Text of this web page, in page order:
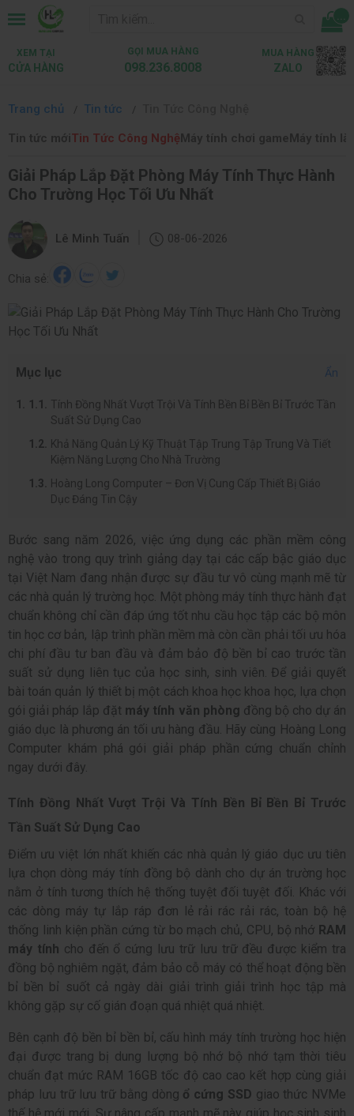
...
XEM TẠI
CỬA HÀNG
GỌI MUA HÀNG
098.236.8008
MUA HÀNG
ZALO
Trang chủ Tin tức
Tin tức mớiTin Tức Công NghệMáy tính chơi gameMáy tính
Giải Pháp Lắp Đặt Phòng Máy Tính Thực Hành
Cho Trường Học Tối Ưu Nhất
Lê Minh Tuấn 08-06-2026
Chia sẻ:
Mục lục Ẩn
Tính Đồng Nhất Vượt Trội Và Tính Bền Bỉ Bền Bỉ Trước Tần
Suất Sử Dụng Cao
Khả Năng Quản Lý Kỹ Thuật Tập Trung Tập Trung Và Tiết
Kiệm Năng Lượng Cho Nhà Trường
Hoàng Long Computer – Đơn Vị Cung Cấp Thiết Bị Giáo
Dục Đáng Tin Cậy
Bước sang năm 2026, việc ứng dụng các phần mềm công
nghệ vào trong quy trình giảng dạy tại các cấp bậc giáo dục
tại Việt Nam đang nhận được sự đầu tư vô cùng mạnh mẽ từ
các nhà quản lý trường học. Một phòng máy tính thực hành đạt
chuẩn không chỉ cần đáp ứng tốt nhu cầu học tập các bộ môn
tin học cơ bản, lập trình phần mềm mà còn cần phải tối ưu hóa
chi phí đầu tư ban đầu và đảm bảo độ bền bỉ cao trước tần
suất sử dụng liên tục của học sinh, sinh viên. Để giải quyết
bài toán quản lý thiết bị một cách khoa học khoa học, lựa chọn
gói giải pháp lắp đặt máy tính văn phòng đồng bộ cho dự án
giáo dục là phương án tối ưu hàng đầu. Hãy cùng Hoàng Long
Computer khám phá gói giải pháp phần cứng chuẩn chỉnh
ngay dưới đây.
Tính Đồng Nhất Vượt Trội Và Tính Bền Bỉ Bền Bỉ Trước
Tần Suất Sử Dụng Cao
Điểm ưu việt lớn nhất khiến các nhà quản lý giáo dục ưu tiên
lựa chọn dòng máy tính đồng bộ dành cho dự án trường học
nằm ở tính tương thích hệ thống tuyệt đối tuyệt đối. Khác với
các dòng máy tự lắp ráp đơn lẻ rải rác rải rác, toàn bộ hệ
thống linh kiện phần cứng từ bo mạch chủ, CPU, bộ nhớ RAM
máy tính cho đến ổ cứng lưu trữ lưu trữ đều được kiểm tra
đồng bộ nghiêm ngặt, đảm bảo cỗ máy có thể hoạt động bền
bỉ bền bỉ suốt cả ngày dài giải trình giải trình học tập mà
không gặp sự cố gián đoạn quá nhiệt quá nhiệt.
Bên cạnh độ bền bỉ bền bỉ, cấu hình máy tính trường học hiện
đại được trang bị dung lượng bộ nhớ bộ nhớ tạm thời tiêu
chuẩn đạt mức RAM 16GB tốc độ cao cao kết hợp cùng giải
pháp lưu trữ lưu trữ bằng dòng ổ cứng SSD giao thức NVMe